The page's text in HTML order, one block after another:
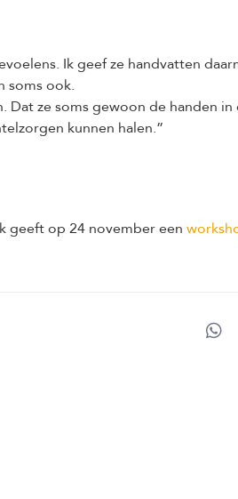
Ik geef ze handvatten
soms ook.
Dat ze soms gewoon de handen
kunnen halen.”
geeft op 24 november een